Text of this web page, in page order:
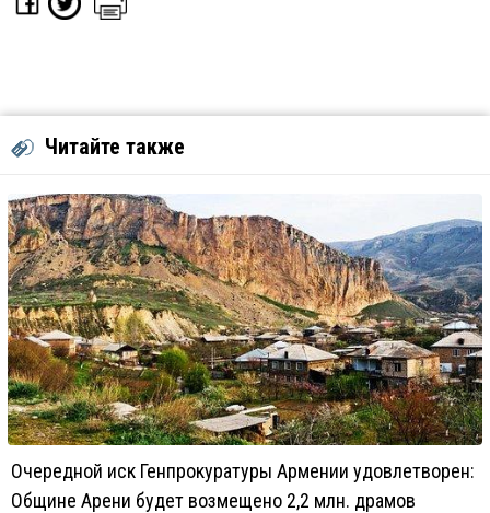
Читайте также
Очередной иск Генпрокуратуры Армении удовлетворен:
Общине Арени будет возмещено 2,2 млн. драмов